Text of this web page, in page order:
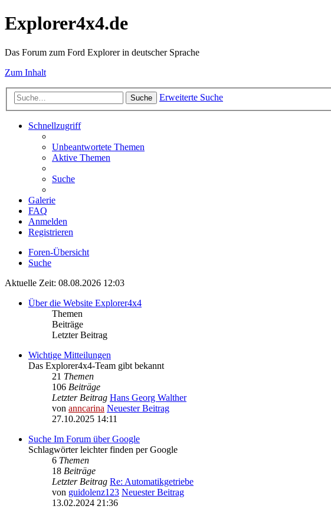
Explorer4x4.de
Das Forum zum Ford Explorer in deutscher Sprache
Zum Inhalt
Suche Erweiterte Suche
Schnellzugriff
Unbeantwortete Themen
Aktive Themen
Suche
Galerie
FAQ
Anmelden
Registrieren
Foren-Übersicht
Suche
Aktuelle Zeit: 08.08.2026 12:03
Über die Website Explorer4x4
Themen
Beiträge
Letzter Beitrag
Wichtige Mitteilungen
Das Explorer4x4-Team gibt bekannt
21 Themen
106 Beiträge
Letzter Beitrag Hans Georg Walther
von anncarina Neuester Beitrag
27.10.2025 14:11
Suche Im Forum über Google
Schlagwörter leichter finden per Google
6 Themen
18 Beiträge
Letzter Beitrag Re: Automatikgetriebe
von guidolenz123 Neuester Beitrag
13.02.2024 21:36